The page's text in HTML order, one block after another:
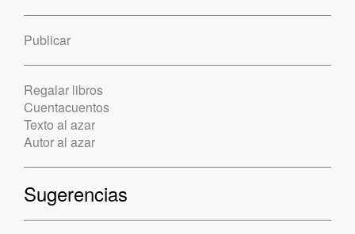
Publicar
Regalar libros
Cuentacuentos
Texto al azar
Autor al azar
Sugerencias